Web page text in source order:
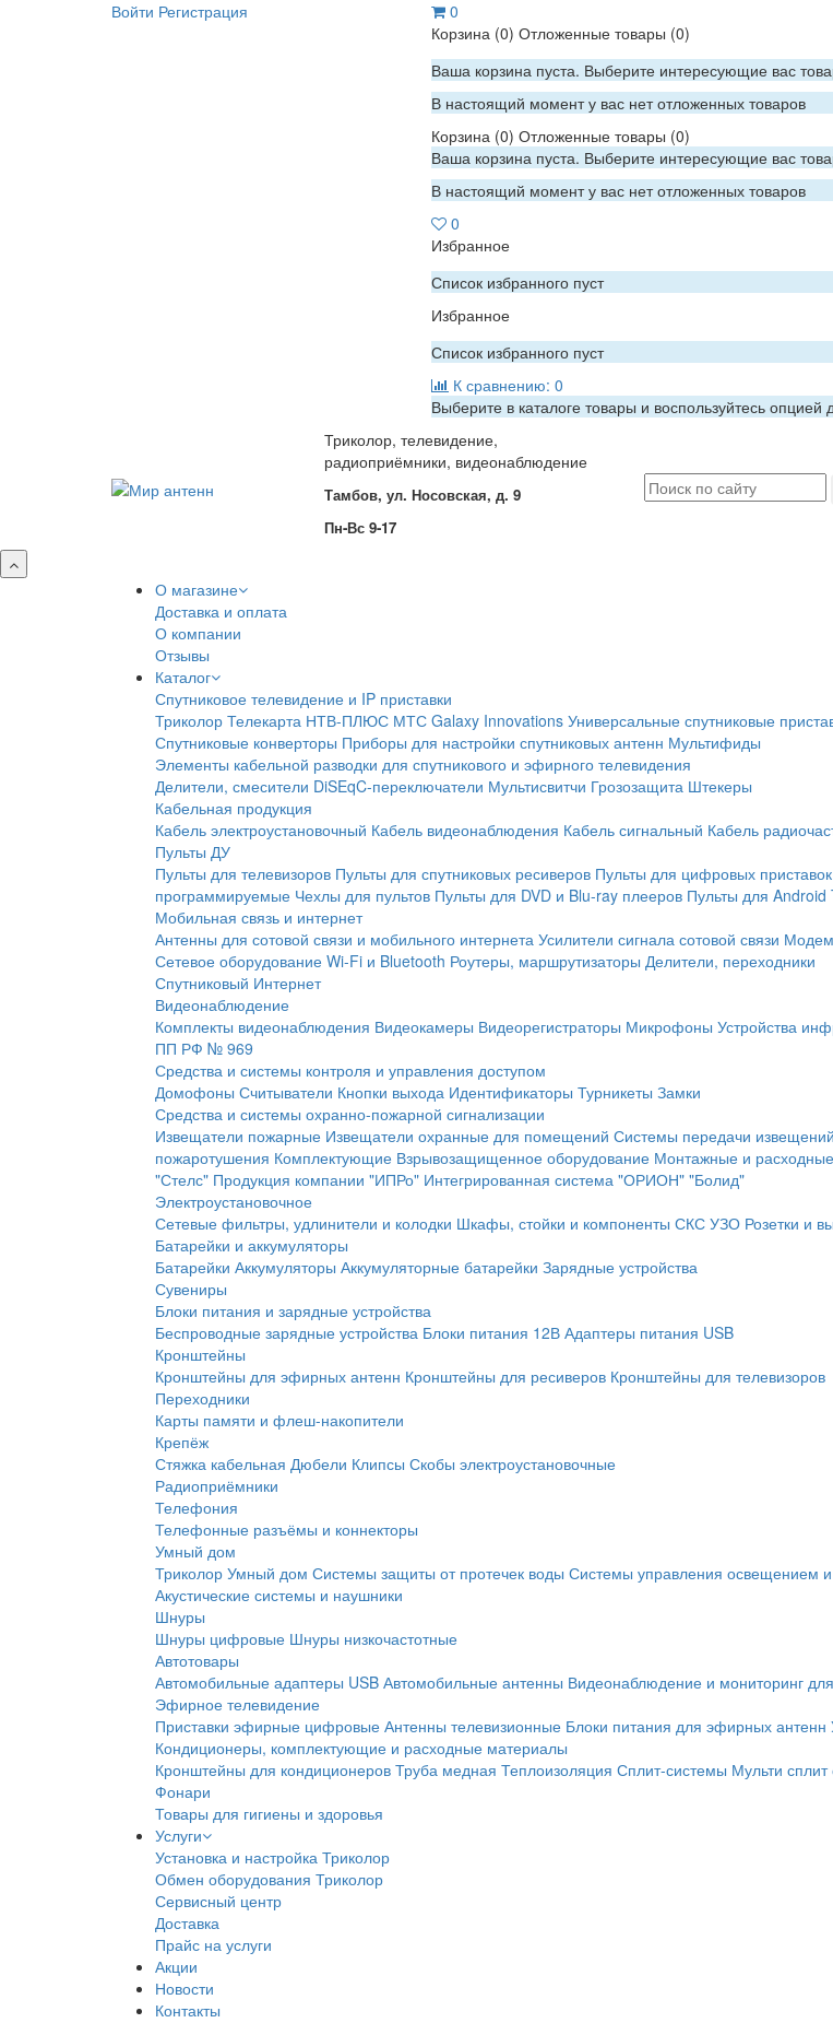
Войти Регистрация
0
Корзина(0) Отложенные товары (0)
Ваша корзина пуста. Выберите интересующие вас
В настоящий момент у вас нет отложенных товаров
Корзина(0) Отложенные товары (0)
Ваша корзина пуста. Выберите интересующие вас
В настоящий момент у вас нет отложенных товаров
0
Избранное
Список избранного пуст
Избранное
Список избранного пуст
К сравнению: 0
Выберите в каталоге товары и воспользуйтесь опцией
Триколор, телевидение,
радиоприёмники, видеонаблюдение
Тамбов, ул. Носовская, д. 9
Пн-Вс 9-17
О магазине
Доставка и оплата
О компании
Отзывы
Каталог
Спутниковое телевидение и IP приставки
Триколор Телекарта НТВ-ПЛЮС МТС Galaxy Innovations Универсальные спутниковые
Спутниковые конверторы Приборы для настройки спутниковых антенн Мультифиды
Элементы кабельной разводки для спутникового и эфирного телевидения
Делители, смесители DiSEqC-переключатели Мультисвитчи Грозозащита Штекеры
Кабельная продукция
Кабель электроустановочный Кабель видеонаблюдения Кабель сигнальный Кабель
Пульты ДУ
Пульты для телевизоров Пульты для спутниковых ресиверов Пульты для цифровых приставок
программируемые Чехлы для пультов Пульты для DVD и Blu-ray плееров Пульты для Android
Мобильная связь и интернет
Антенны для сотовой связи и мобильного интернета Усилители сигнала сотовой связи
Сетевое оборудование Wi-Fi и Bluetooth Роутеры, маршрутизаторы Делители, переходники
Спутниковый Интернет
Видеонаблюдение
Комплекты видеонаблюдения Видеокамеры Видеорегистраторы Микрофоны Устройства
ПП РФ № 969
Средства и системы контроля и управления доступом
Домофоны Считыватели Кнопки выхода Идентификаторы Турникеты Замки
Средства и системы охранно-пожарной сигнализации
Извещатели пожарные Извещатели охранные для помещений Системы передачи извещений
пожаротушения Комплектующие Взрывозащищенное оборудование Монтажные и
"Стелс" Продукция компании "ИПРо" Интегрированная система "ОРИОН" "Болид"
Электроустановочное
Сетевые фильтры, удлинители и колодки Шкафы, стойки и компоненты СКС УЗО Розетки и
Батарейки и аккумуляторы
Батарейки Аккумуляторы Аккумуляторные батарейки Зарядные устройства
Сувениры
Блоки питания и зарядные устройства
Беспроводные зарядные устройства Блоки питания 12В Адаптеры питания USB
Кронштейны
Кронштейны для эфирных антенн Кронштейны для ресиверов Кронштейны для телевизоров
Переходники
Карты памяти и флеш-накопители
Крепёж
Стяжка кабельная Дюбели Клипсы Скобы электроустановочные
Радиоприёмники
Телефония
Телефонные разъёмы и коннекторы
Умный дом
Триколор Умный дом Системы защиты от протечек воды Системы управления освещением
Акустические системы и наушники
Шнуры
Шнуры цифровые Шнуры низкочастотные
Автотовары
Автомобильные адаптеры USB Автомобильные антенны Видеонаблюдение и мониторинг
Эфирное телевидение
Приставки эфирные цифровые Антенны телевизионные Блоки питания для эфирных антенн
Кондиционеры, комплектующие и расходные материалы
Кронштейны для кондиционеров Труба медная Теплоизоляция Сплит-системы Мульти
Фонари
Товары для гигиены и здоровья
Услуги
Установка и настройка Триколор
Обмен оборудования Триколор
Сервисный центр
Доставка
Прайс на услуги
Акции
Новости
Контакты